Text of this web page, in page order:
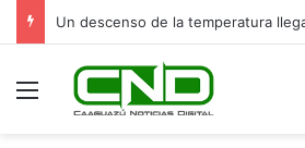
Menú